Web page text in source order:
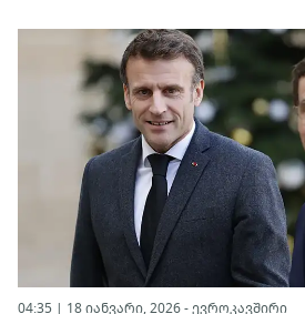
04:35 | 18 იანვარი, 2026 - ევროკავშირი